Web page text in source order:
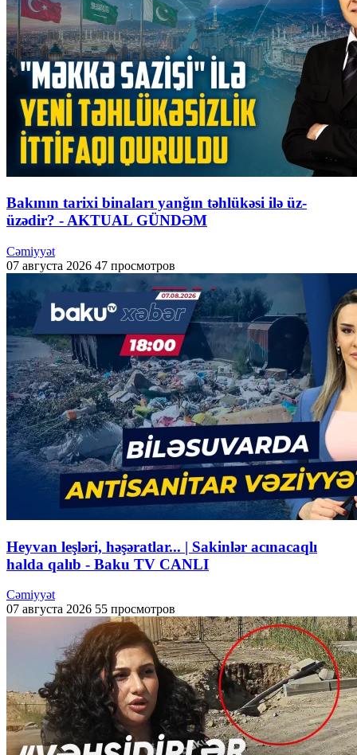
Bakının tarixi binaları yanğın təhlükəsi ilə üz-
üzədir? - AKTUAL GÜNDƏM
Cəmiyyət
07 августа 2026 47 просмотров
Heyvan leşləri, həşəratlar... | Sakinlər acınacaqlı
halda qalıb - Baku TV CANLI
Cəmiyyət
07 августа 2026 55 просмотров